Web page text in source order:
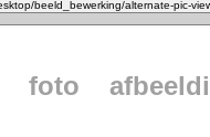
foto